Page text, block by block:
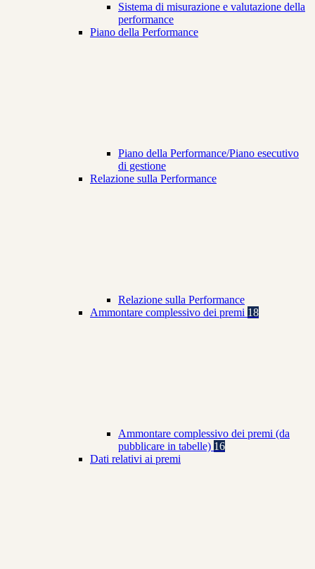
Sistema di misurazione e valutazione della
performance
Piano della Performance
Piano della Performance/Piano esecutivo
di gestione
Relazione sulla Performance
Relazione sulla Performance
Ammontare complessivo dei premi 18
Ammontare complessivo dei premi (da
pubblicare in tabelle) 16
Dati relativi ai premi